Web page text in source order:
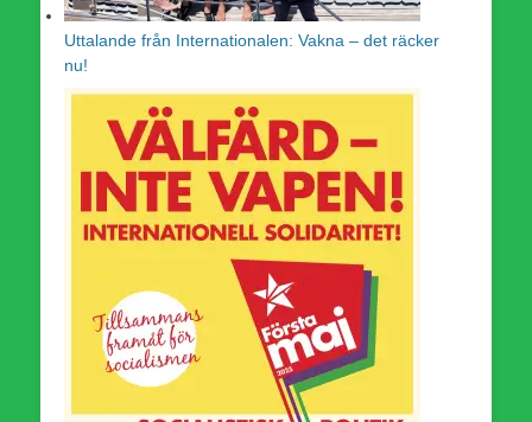
Uttalande från Internationalen: Vakna – det räcker
nu!